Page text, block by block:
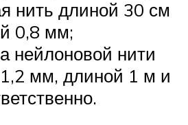
нить длиной 30 см
0,8 мм;
нейлоновой нити
мм, длиной 1 м и